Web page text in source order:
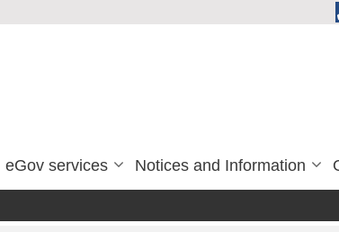
eGov services Notices and Information